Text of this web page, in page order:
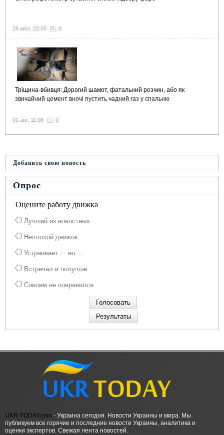
28 июл, 22:05 0
Тріщина-вбивця: Дорогий шамот, фатальний розчин, або як
звичайний цемент вночі пустить чадний газ у спальню
01 авг, 11:08 0
Добавить свою новость
Опрос
Оцените работу движка
Лучший из новостных
Неплохой движок
Устраивает ... но ...
Встречал и получше
Совсем не понравился
UKR-TODAY.com - Украина сегодня. Новости Украины и мира. Мы
публикуем все горячие и последние новости Украины, аналитика и
оценки экспертов. Свежая лента новостей.